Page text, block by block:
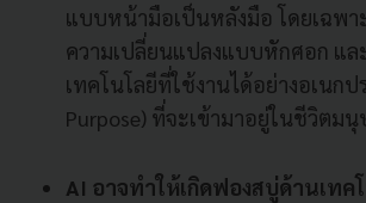
แบบหน้ามือเป็นหลังมือ โดยเฉพา
ความเปลี่ยนแปลงแบบหักศอก แล
เทคโนโลยีที่ใช้งานได้อย่างอเนกป
Purpose) ที่จะเข้ามาอยู่ในชีวิตม
AI อาจทำให้เกิดฟองสบู่ด้านเทค